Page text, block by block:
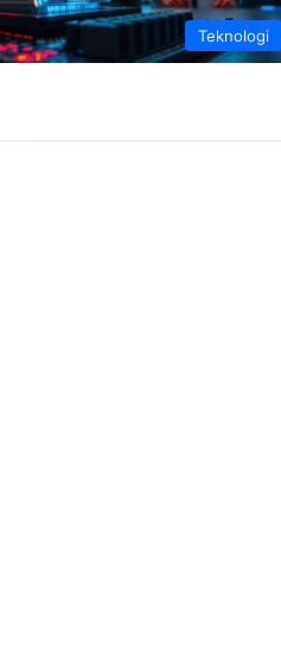
Teknologi